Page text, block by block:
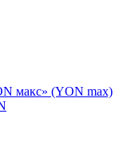
макс» (YON max)